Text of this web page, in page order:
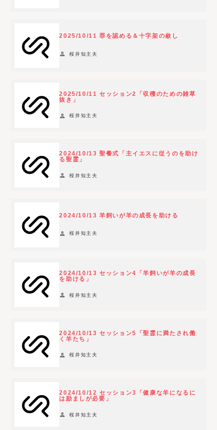
2025/10/11 罪を認める＆十字架の赦し
person 桜井知主夫
2025/10/11 セッション2「収穫のための雑草
抜き」
person 桜井知主夫
2024/10/13 聖餐式「主イエスに従うのを助け
る聖霊」
person 桜井知主夫
2024/10/13 羊飼いが羊の成長を助ける
person 桜井知主夫
2024/10/13 セッション4「羊飼いが羊の成長
を助ける」
person 桜井知主夫
2024/10/13 セッション5「聖霊に満たされ働
く羊たち」
person 桜井知主夫
2024/10/12 セッション3「健康な羊になるに
は励ましが必要」
person 桜井知主夫